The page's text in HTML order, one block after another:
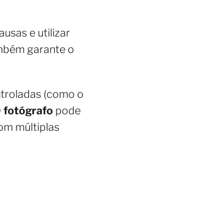
e utilizar
garante o
(como o
fotógrafo pode
múltiplas